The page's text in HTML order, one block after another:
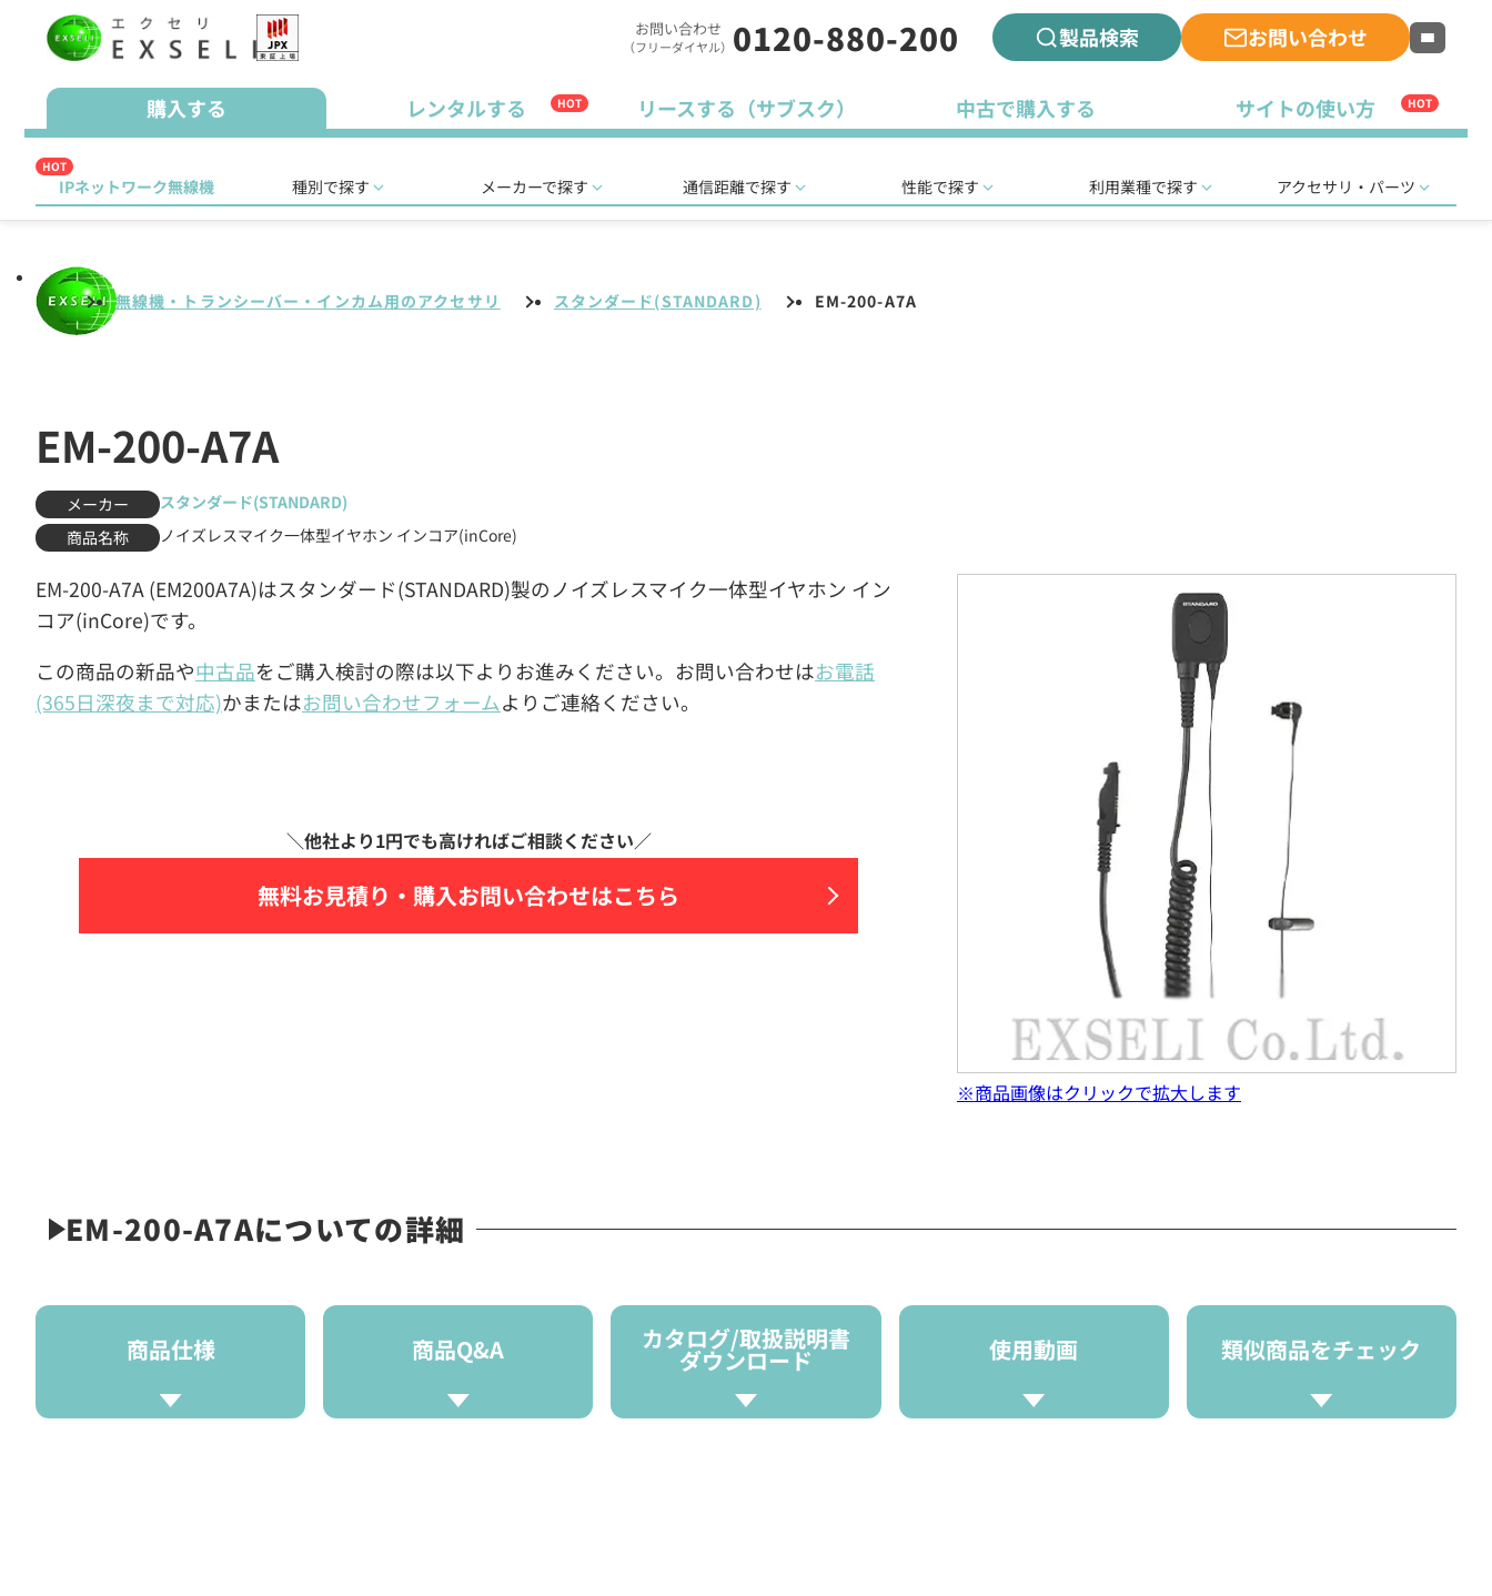
お問い合わせ
（フリーダイヤル） 0120-880-200 製品検索 お問い合わせ
購入する レンタルする HOT リースする（サブスク） 中古で購入する サイトの使い方 HOT
HOT
IPネットワーク無線機 種別で探す メーカーで探す 通信距離で探す 性能で探す 利用業種で探す アクセサリ・パーツ
無線機・トランシーバー・インカム用のアクセサリ スタンダード(STANDARD) EM-200-A7A
EM-200-A7A
メーカー
スタンダード(STANDARD)
商品名称
ノイズレスマイク一体型イヤホン インコア(inCore)
EM-200-A7A (EM200A7A)はスタンダード(STANDARD)製のノイズレスマイク一体型イヤホン イン
コア(inCore)です。
この商品の新品や中古品をご購入検討の際は以下よりお進みください。お問い合わせはお電話
(365日深夜まで対応)かまたはお問い合わせフォームよりご連絡ください。
無料お見積り・ 購入お問い合わせはこちら
※商品画像はクリックで拡大します
EM-200-A7Aについての詳細
商品仕様 商品Q&A カタログ/取扱説明書
ダウンロード 使用動画 類似商品をチェック